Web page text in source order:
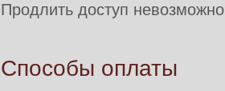
Способы оплаты
Продлить доступ